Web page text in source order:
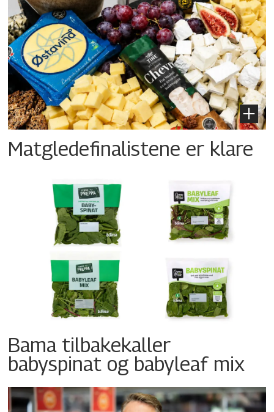
Matgledefinalistene er klare
Bama tilbakekaller
babyspinat og babyleaf mix